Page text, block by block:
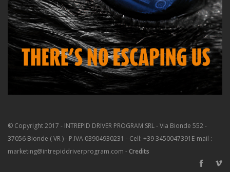
© Copyright 2017 - INTREPID DRIVER PROGRAM SRL - Via Bionde 552 -
37056 Bionde ( VR ) - P.IVA 03904930231 - Cell: +39 3450047391 E-mail :
marketing@intrepiddriverprogram.com -Credits